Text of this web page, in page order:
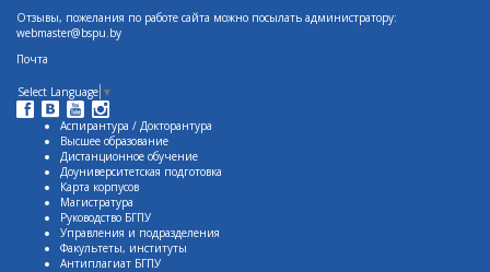
Отзывы, пожелания по работе сайта можно посылать администратору:
webmaster@bspu.by
Почта
Select Language ▼
Аспирантура / Докторантура
Высшее образование
Дистанционное обучение
Доуниверситетская подготовка
Карта корпусов
Магистратура
Руководство БГПУ
Управления и подразделения
Факультеты, институты
Антиплагиат БГПУ